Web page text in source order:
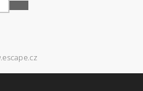
PŘIHLÁSIT